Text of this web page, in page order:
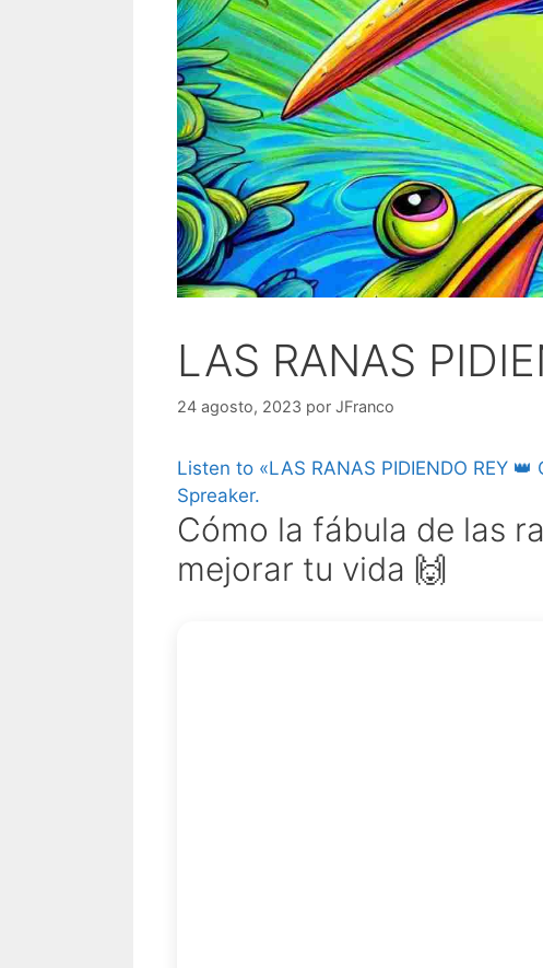
LAS RANAS
24 agosto, 2023 por JFranco
Listen to «LAS RANAS PIDIENDO REY
Spreaker.
Cómo la fábula de las
mejorar tu vida 🙌